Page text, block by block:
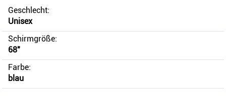
Geschlecht:
Unisex
Schirmgröße:
68"
Farbe:
blau